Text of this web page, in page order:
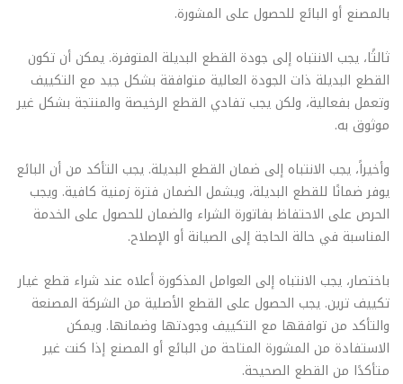
بالمصنع أو البائع للحصول على المشورة.
ثالثًا، يجب الانتباه إلى جودة القطع البديلة المتوفرة. يمكن أن تكون
القطع البديلة ذات الجودة العالية متوافقة بشكل جيد مع التكييف
وتعمل بفعالية، ولكن يجب تفادي القطع الرخيصة والمنتجة بشكل غير
موثوق به.
وأخيراً، يجب الانتباه إلى ضمان القطع البديلة. يجب التأكد من أن البائع
يوفر ضمانًا للقطع البديلة، ويشمل الضمان فترة زمنية كافية. ويجب
الحرص على الاحتفاظ بفاتورة الشراء والضمان للحصول على الخدمة
المناسبة في حالة الحاجة إلى الصيانة أو الإصلاح.
باختصار، يجب الانتباه إلى العوامل المذكورة أعلاه عند شراء قطع غيار
تكييف ترين. يجب الحصول على القطع الأصلية من الشركة المصنعة
والتأكد من توافقها مع التكييف وجودتها وضمانها. ويمكن
الاستفادة من المشورة المتاحة من البائع أو المصنع إذا كنت غير
متأكدًا من القطع الصحيحة.